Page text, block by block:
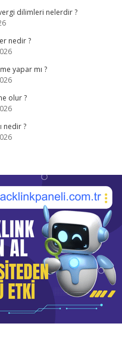
dilimleri nelerdir ?
nedir ?
yapar mı ?
olur ?
nedir ?